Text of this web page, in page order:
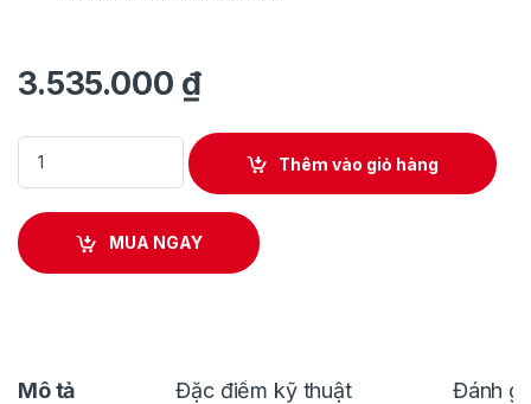
3.535.000 ₫
Máy phun thuốc dùng pin 5L Makita DUS054Z quantity
Thêm vào giỏ hàng
MUA NGAY
Mô tả Đặc điểm kỹ thuật Đánh